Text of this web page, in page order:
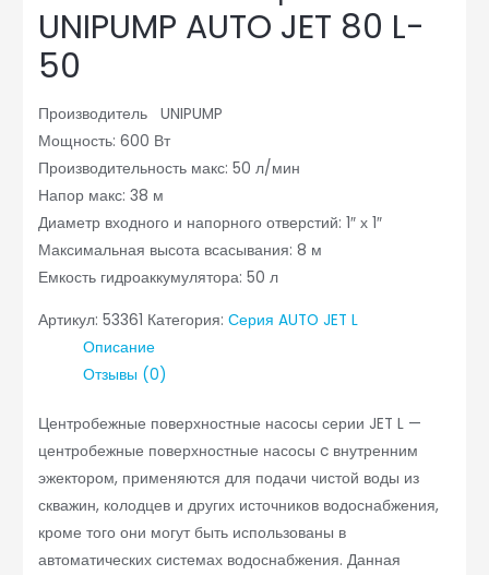
UNIPUMP AUTO JET 80 L-
50
Производитель UNIPUMP
Мощность: 600 Вт
Производительность макс: 50 л/мин
Напор макс: 38 м
Диаметр входного и напорного отверстий: 1″ х 1″
Максимальная высота всасывания: 8 м
Емкость гидроаккумулятора: 50 л
Артикул: 53361 Категория: Серия AUTO JET L
Описание
Отзывы (0)
Центробежные поверхностные насосы серии JET L —
центробежные поверхностные насосы c внутренним
эжектором, применяются для подачи чистой воды из
скважин, колодцев и других источников водоснабжения,
кроме того они могут быть использованы в
автоматических системах водоснабжения. Данная